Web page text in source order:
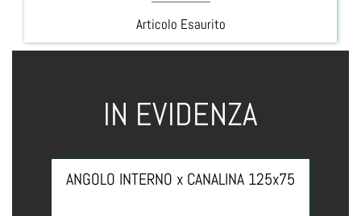
Articolo Esaurito
IN EVIDENZA
ANGOLO INTERNO x CANALINA 125x75